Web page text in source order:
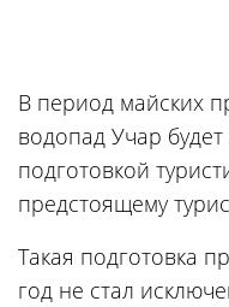
В период майских
водопад Учар будет
подготовкой
предстоящему
Такая подготовка
год не стал